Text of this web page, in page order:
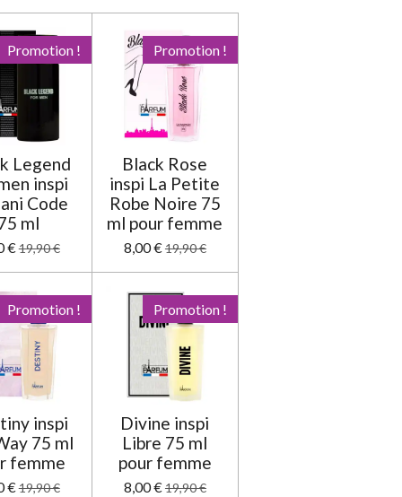
s
Promotion !
Legend
inspi
Code
ml
€19,90 €
Promotion !
Black Rose
inspi La Petite
Robe Noire 75
ml pour femme
8,00 €19,90 €
Promotion !
inspi
75 ml
femme
€19,90 €
Promotion !
Divine inspi
Libre 75 ml
pour femme
8,00 €19,90 €